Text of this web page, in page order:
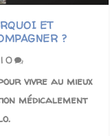
ET
?
|0
vivre au mieux
médicalement